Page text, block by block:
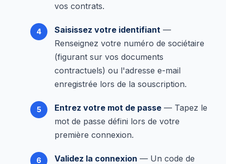
vos contrats.
Saisissez votre identifiant —
Renseignez votre numéro de sociétaire
(figurant sur vos documents
contractuels) ou l'adresse e-mail
enregistrée lors de la souscription.
Entrez votre mot de passe — Tapez le
mot de passe défini lors de votre
première connexion.
Validez la connexion — Un code de